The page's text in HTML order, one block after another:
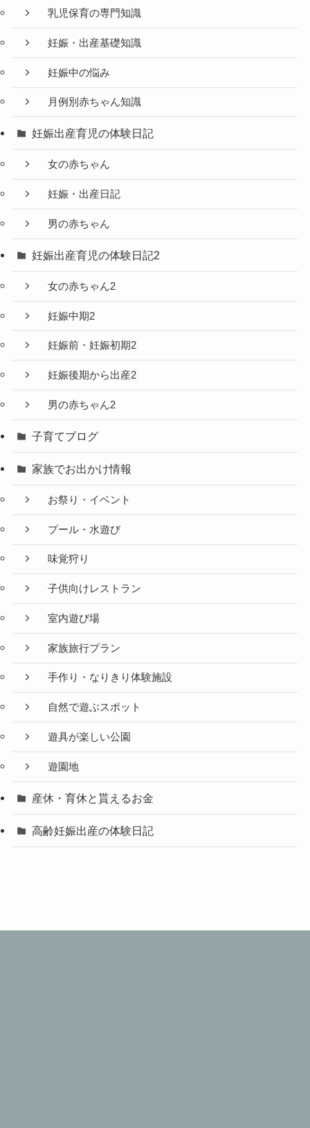
乳児保育の専門知識
妊娠・出産基礎知識
妊娠中の悩み
月例別赤ちゃん知識
妊娠出産育児の体験日記
女の赤ちゃん
妊娠・出産日記
男の赤ちゃん
妊娠出産育児の体験日記2
女の赤ちゃん2
妊娠中期2
妊娠前・妊娠初期2
妊娠後期から出産2
男の赤ちゃん2
子育てブログ
家族でお出かけ情報
お祭り・イベント
プール・水遊び
味覚狩り
子供向けレストラン
室内遊び場
家族旅行プラン
手作り・なりきり体験施設
自然で遊ぶスポット
遊具が楽しい公園
遊園地
産休・育休と貰えるお金
高齢妊娠出産の体験日記